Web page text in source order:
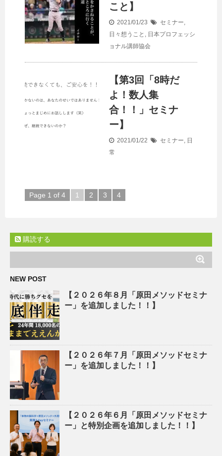
こと】
2021/01/23 セミナー,
日々想うこと , 日本プロフェッシ
ョナル講師協会
【第3回「8時だ
よ！数人集
合！！」セミナ
ー】
2021/01/22 セミナー, 日
常
Page 1 of 4 1 2 3 4
購読する
NEW POST
【２０２６年８月「原田メソッドセミナ
ー」を追加しました！！】
【２０２６年７月「原田メソッドセミナ
ー」を追加しました！！】
【２０２６年６月「原田メソッドセミナ
ー」と特別企画を追加しました！！】